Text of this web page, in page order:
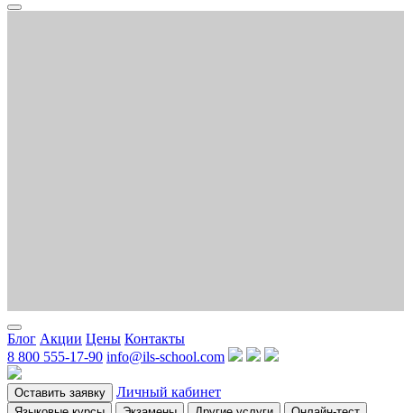
Блог Акции Цены Контакты
8 800 555-17-90 info@ils-school.com
Оставить заявку Личный кабинет